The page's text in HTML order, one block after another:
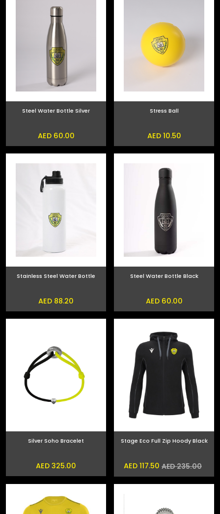
Stress Ball
AED 10.50
Steel Water Bottle Silver
AED 60.00
Steel Water Bottle Black
AED 60.00
Stainless Steel Water Bottle
AED 88.20
Stage Eco Full Zip Hoody Black
AED 235.00
Silver Soho Bracelet
AED 325.00